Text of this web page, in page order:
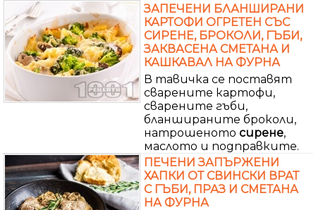
ЗАПЕЧЕНИ БЛАНШИРАНИ
КАРТОФИ ОГРЕТЕН СЪС
СИРЕНЕ, БРОКОЛИ, ГЪБИ,
ЗАКВАСЕНА СМЕТАНА И
КАШКАВАЛ НА ФУРНА
В тавичка се поставят
сварените картофи,
сварените гъби,
бланшираните броколи,
натрошеното сирене,
маслото и подправките.
ПЕЧЕНИ ЗАПЪРЖЕНИ
ХАПКИ ОТ СВИНСКИ ВРАТ
С ГЪБИ, ПРАЗ И СМЕТАНА
НА ФУРНА